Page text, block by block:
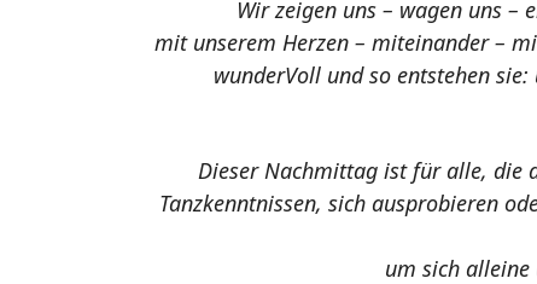
Wir zeigen uns – wagen uns –
mit unserem Herzen – miteinander –
wunderVoll und so entstehen sie:
Dieser Nachmittag ist für alle, die
Tanzkenntnissen, sich ausprobieren
um sich alleine